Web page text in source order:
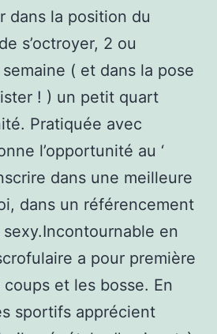
dans la position du
s’octroyer, 2 ou
( et dans la pose
! ) un petit quart
Pratiquée avec
l’opportunité au ‘
dans une meilleure
dans un référencement
sexy.Incontournable en
a pour première
coups et les bosse. En
sportifs apprécient